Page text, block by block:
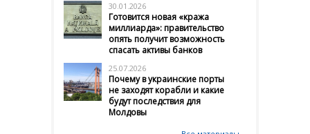
30.01.2026
Готовится новая «кража
миллиарда»: правительство
опять получит возможность
спасать активы банков
25.07.2026
Почему в украинские порты
не заходят корабли и какие
будут последствия для
Молдовы